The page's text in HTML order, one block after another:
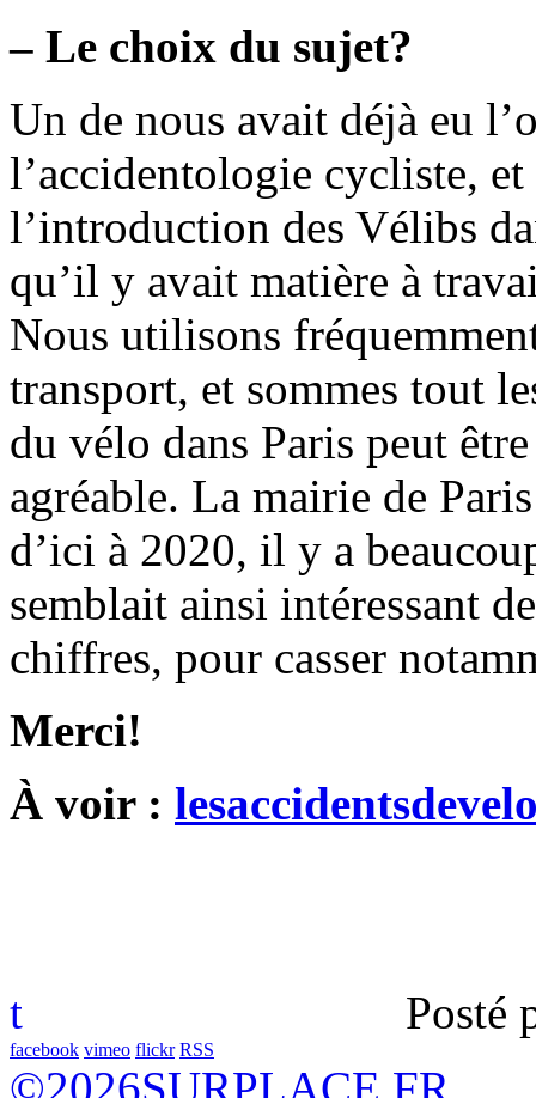
– Le choix du sujet?
Un de nous avait déjà eu
l’accidentologie cycliste,
l’introduction des Vélibs
qu’il y avait matière à
Nous utilisons
transport, et sommes tout
du vélo dans Paris peut
agréable. La mairie de
d’ici à 2020, il y a
semblait ainsi intéressant
chiffres, pour casser
Merci!
À voir :
t Posté
facebook vimeo flickr RSS
©2026SURPLACE.FR